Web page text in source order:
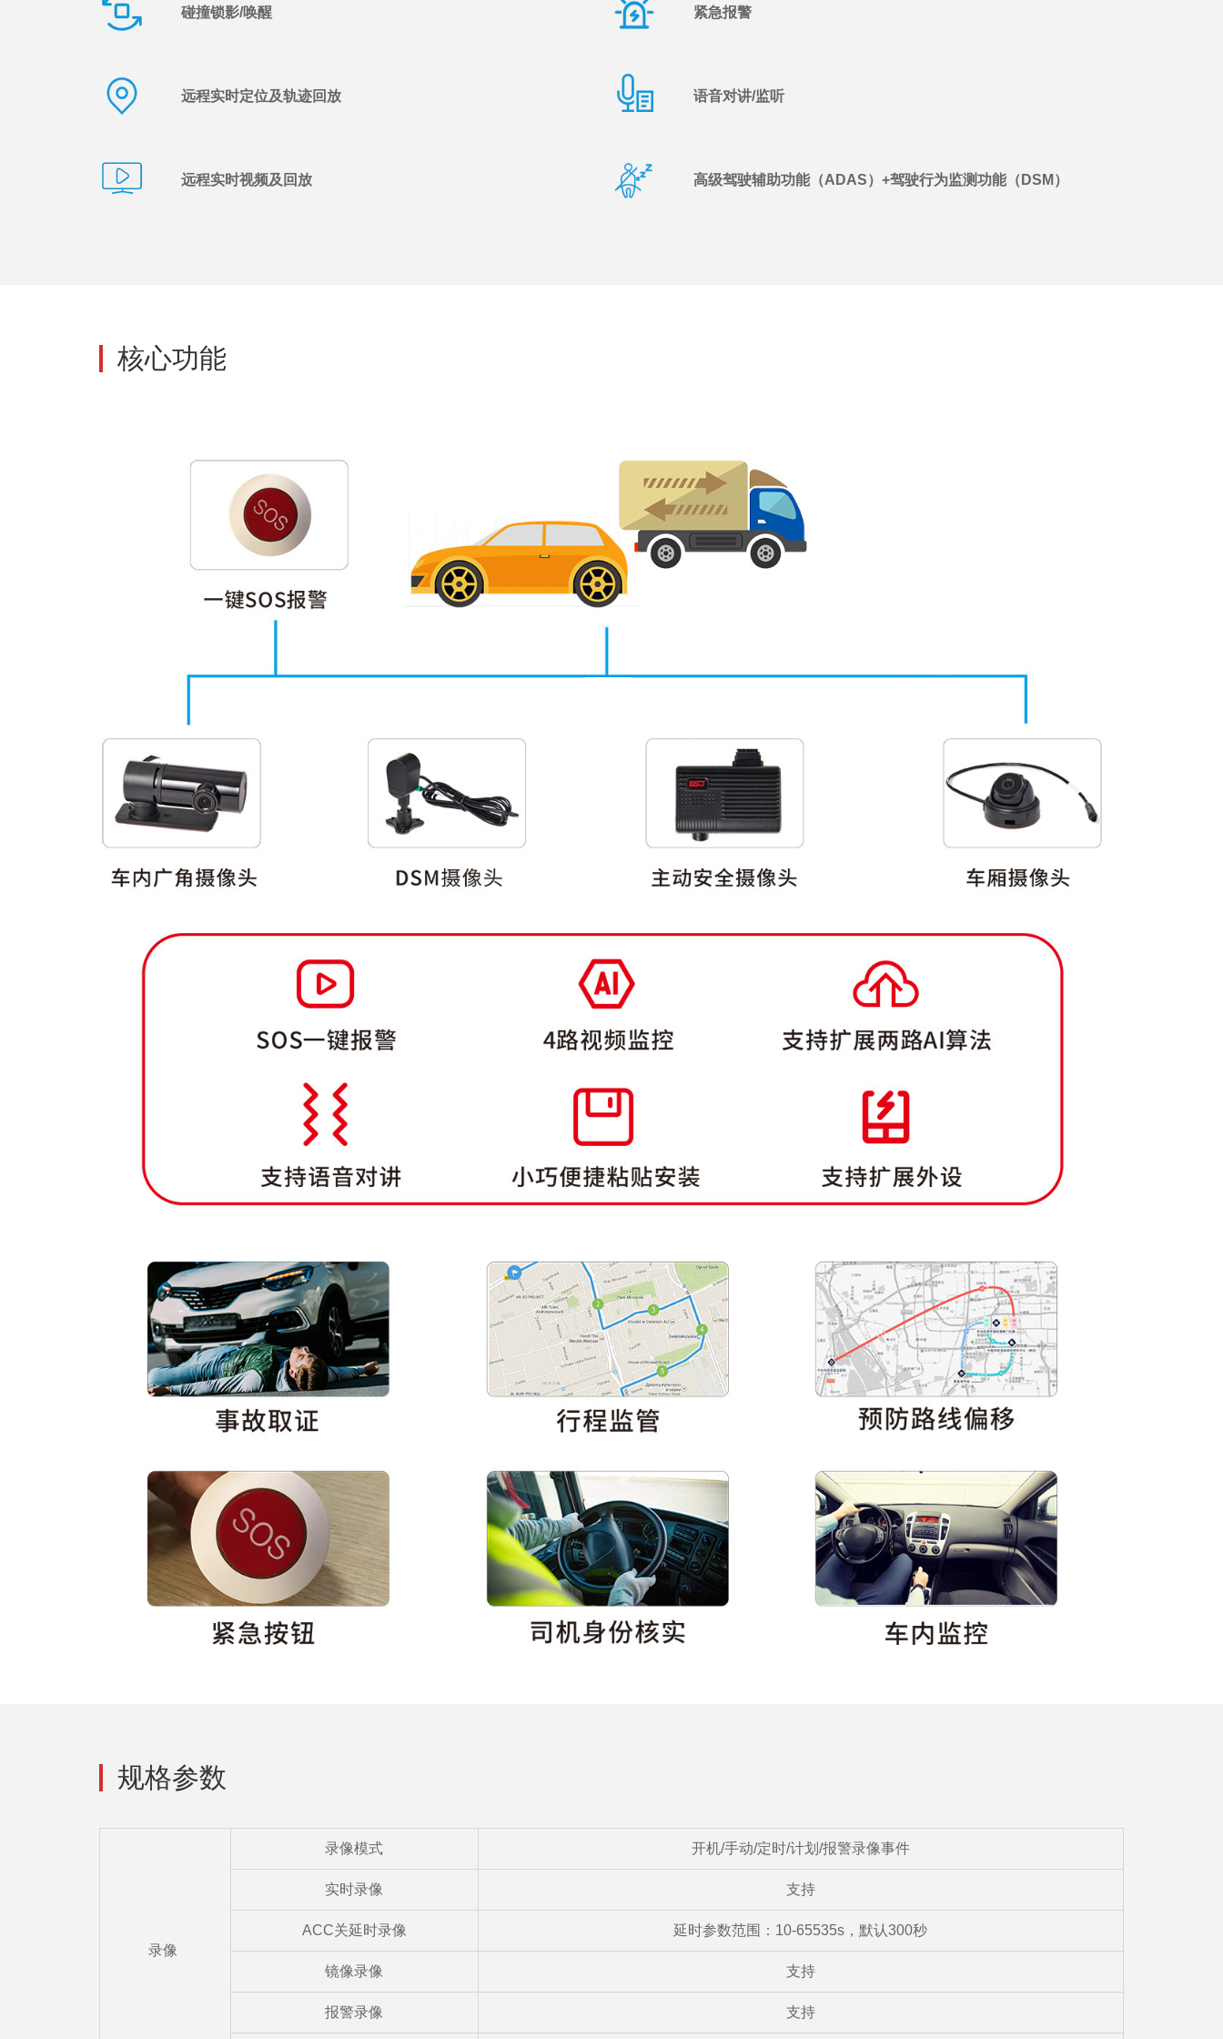
碰撞锁影/唤醒 紧急报警
远程实时定位及轨迹回放 语音对讲/监听
远程实时视频及回放 高级驾驶辅助功能（ADAS）+驾驶行为监测功能（DSM）
核心功能
规格参数
录像
录像模式 开机/手动/定时/计划/报警录像事件
实时录像 支持
ACC关延时录像 延时参数范围：10-65535s，默认300秒
镜像录像 支持
报警录像 支持